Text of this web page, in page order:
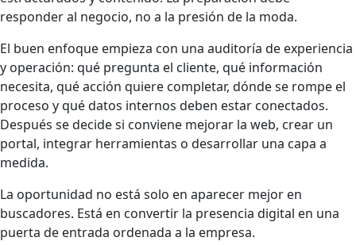
responder al negocio, no a la presión de la moda.
El buen enfoque empieza con una auditoría de experiencia
y operación: qué pregunta el cliente, qué información
necesita, qué acción quiere completar, dónde se rompe el
proceso y qué datos internos deben estar conectados.
Después se decide si conviene mejorar la web, crear un
portal, integrar herramientas o desarrollar una capa a
medida.
La oportunidad no está solo en aparecer mejor en
buscadores. Está en convertir la presencia digital en una
puerta de entrada ordenada a la empresa.